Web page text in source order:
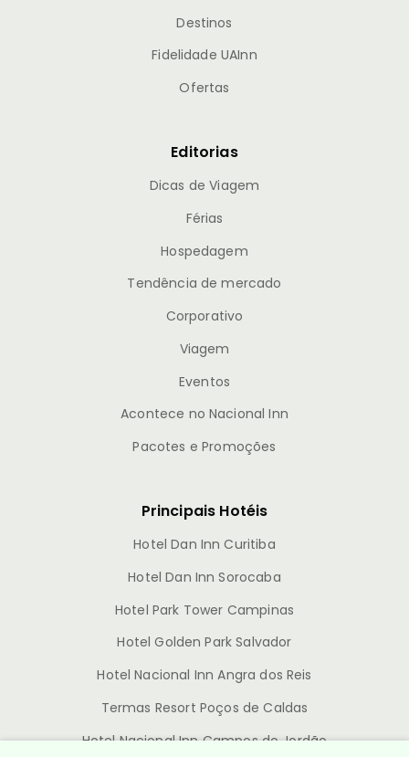
Destinos
Fidelidade UAInn
Ofertas
Editorias
Dicas de Viagem
Férias
Hospedagem
Tendência de mercado
Corporativo
Viagem
Eventos
Acontece no Nacional Inn
Pacotes e Promoções
Principais Hotéis
Hotel Dan Inn Curitiba
Hotel Dan Inn Sorocaba
Hotel Park Tower Campinas
Hotel Golden Park Salvador
Hotel Nacional Inn Angra dos Reis
Termas Resort Poços de Caldas
Hotel Nacional Inn Campos do Jordão